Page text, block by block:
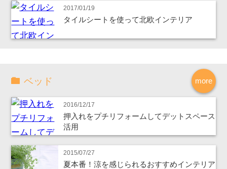
2017/01/19
タイルシートを使って北欧インテリア
more
ベッド
2016/12/17
押入れをプチリフォームしてデットスペース
活用
2015/07/27
夏本番！涼を感じられるおすすめインテリア